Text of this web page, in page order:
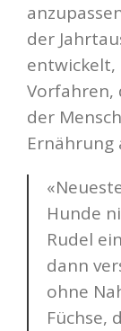
der
entwickelt,
Vorfahren,
der
Ernährung
Hunde
Rudel
dann
ohne
Füchse,